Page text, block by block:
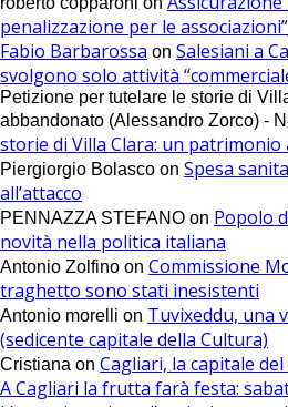
penalizzazione per le associazioni”
Fabio Barbarossa on Salesiani a
svolgono solo attività
Petizione per tutelare le storie di
abbandonato (Alessandro Zorco) -
storie di Villa Clara: un
Piergiorgio Bolasco on Spesa
all’attacco
PENNAZZA STEFANO on Popolo
novità nella politica italiana
Antonio Zolfino on Commissione
traghetto sono stati inesistenti
Antonio morelli on Tuvixeddu, una
(sedicente capitale della Cultura)
Cristiana on Cagliari, la capitale
A Cagliari la frutta farà festa: